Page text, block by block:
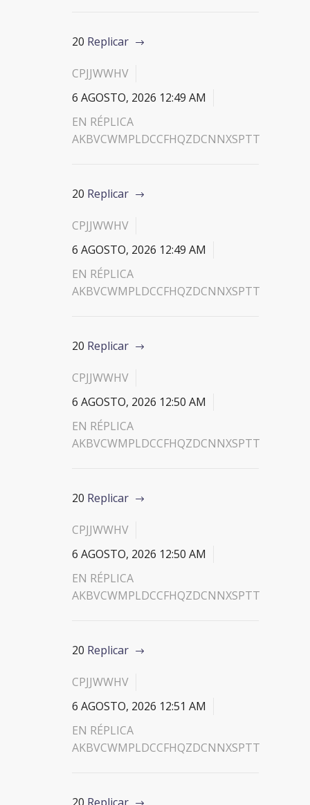
20 Replicar
CPJJWWHV
6 AGOSTO, 2026 12:49 AM
EN RÉPLICA
AKBVCWMPLDCCFHQZDCNNXSPTT
20 Replicar
CPJJWWHV
6 AGOSTO, 2026 12:49 AM
EN RÉPLICA
AKBVCWMPLDCCFHQZDCNNXSPTT
20 Replicar
CPJJWWHV
6 AGOSTO, 2026 12:50 AM
EN RÉPLICA
AKBVCWMPLDCCFHQZDCNNXSPTT
20 Replicar
CPJJWWHV
6 AGOSTO, 2026 12:50 AM
EN RÉPLICA
AKBVCWMPLDCCFHQZDCNNXSPTT
20 Replicar
CPJJWWHV
6 AGOSTO, 2026 12:51 AM
EN RÉPLICA
AKBVCWMPLDCCFHQZDCNNXSPTT